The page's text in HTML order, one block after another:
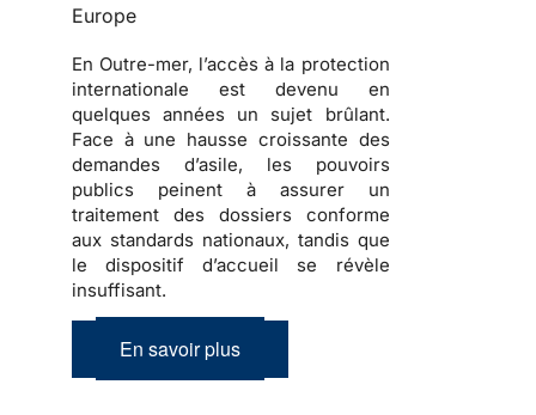
Europe
En Outre-mer, l’accès à la protection
internationale est devenu en
quelques années un sujet brûlant.
Face à une hausse croissante des
demandes d’asile, les pouvoirs
publics peinent à assurer un
traitement des dossiers conforme
aux standards nationaux, tandis que
le dispositif d’accueil se révèle
insuffisant.
En savoir plus